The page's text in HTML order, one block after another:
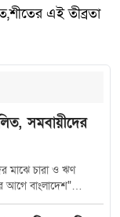
এই তীব্রতা
সমবায়ীদের
মাঝে চারা ও ঋণ
পল্লী উন্নয়ন দিবস-২০২৬